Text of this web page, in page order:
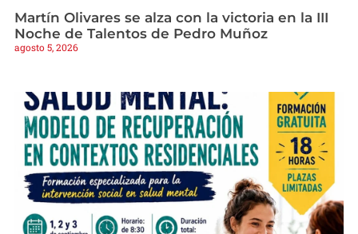
Martín Olivares se alza con la victoria en la III
Noche de Talentos de Pedro Muñoz
agosto 5, 2026